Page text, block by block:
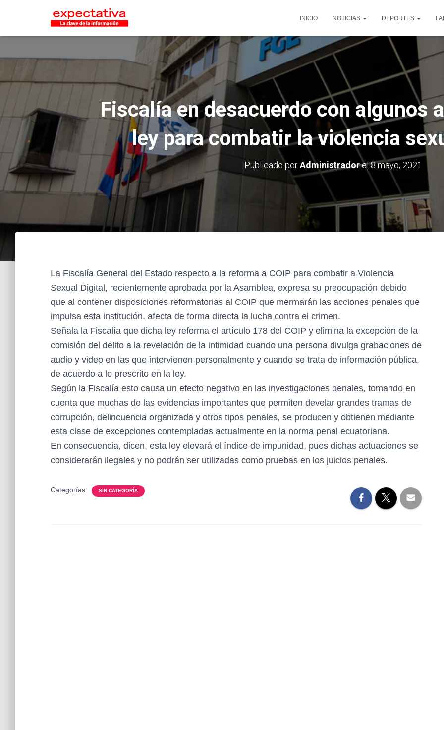
INICIO NOTICIAS DEPORTES
Fiscalía en desacuerdo con algunos
ley para combatir la violencia
Publicado porAdministradorel8 mayo, 2021
La Fiscalía General del Estado respecto a la reforma a COIP para combatir a Violencia
Sexual Digital, recientemente aprobada por la Asamblea, expresa su preocupación debido
que al contener disposiciones reformatorias al COIP que mermarán las acciones penales que
impulsa esta institución, afecta de forma directa la lucha contra el crimen.
Señala la Fiscalía que dicha ley reforma el artículo 178 del COIP y elimina la excepción de la
comisión del delito a la revelación de la intimidad cuando una persona divulga grabaciones de
audio y video en las que intervienen personalmente y cuando se trata de información pública,
de acuerdo a lo prescrito en la ley.
Según la Fiscalía esto causa un efecto negativo en las investigaciones penales, tomando en
cuenta que muchas de las evidencias importantes que permiten develar grandes tramas de
corrupción, delincuencia organizada y otros tipos penales, se producen y obtienen mediante
esta clase de excepciones contempladas actualmente en la norma penal ecuatoriana.
En consecuencia, dicen, esta ley elevará el índice de impunidad, pues dichas actuaciones se
considerarán ilegales y no podrán ser utilizadas como pruebas en los juicios penales.
Categorías: SIN CATEGORÍA